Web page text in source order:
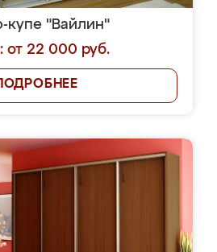
купе "Вайлин"
от 22 000 руб.